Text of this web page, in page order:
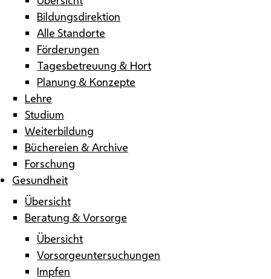
Bildungsdirektion
Alle Standorte
Förderungen
Tagesbetreuung & Hort
Planung & Konzepte
Lehre
Studium
Weiterbildung
Büchereien & Archive
Forschung
Gesundheit
Übersicht
Beratung & Vorsorge
Übersicht
Vorsorgeuntersuchungen
Impfen